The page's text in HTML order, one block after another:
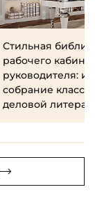
Стильная
рабочего
руководителя:
собрание
деловой